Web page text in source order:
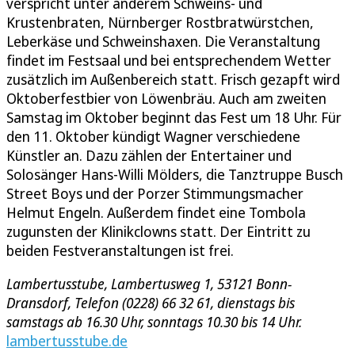
Krustenbraten, Nürnberger Rostbratwürstchen,
Leberkäse und Schweinshaxen. Die Veranstaltung
findet im Festsaal und bei entsprechendem Wetter
zusätzlich im Außenbereich statt. Frisch gezapft wird
Oktoberfestbier von Löwenbräu. Auch am zweiten
Samstag im Oktober beginnt das Fest um 18 Uhr. Für
den 11. Oktober kündigt Wagner verschiedene
Künstler an. Dazu zählen der Entertainer und
Solosänger Hans-Willi Mölders, die Tanztruppe Busch
Street Boys und der Porzer Stimmungsmacher
Helmut Engeln. Außerdem findet eine Tombola
zugunsten der Klinikclowns statt. Der Eintritt zu
beiden Festveranstaltungen ist frei.
Lambertusstube, Lambertusweg 1, 53121 Bonn-
Dransdorf, Telefon (0228) 66 32 61, dienstags bis
samstags ab 16.30 Uhr, sonntags 10.30 bis 14 Uhr.
lambertusstube.de